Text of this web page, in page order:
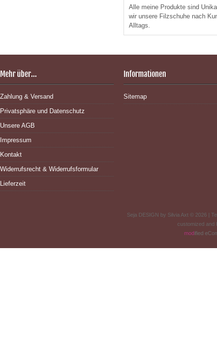
Alle meine Produkte sind
wir unsere Filzschuhe nach
Alltags.
Mehr über...
Zahlung & Versand
Privatsphäre und Datenschutz
Unsere AGB
Impressum
Kontakt
Widerrufsrecht & Widerrufsformular
Lieferzeit
Informationen
Sitemap
Seja DESIGN by Silvia Axt © 2026 |
customized
modified